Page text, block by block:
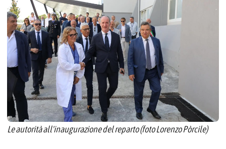
Le autorità all'inaugurazione del reparto (foto Lorenzo Pòrcile)